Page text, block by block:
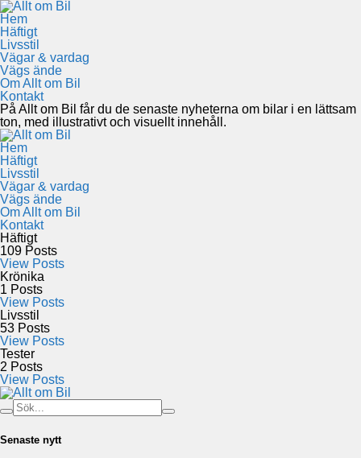
Hem
Häftigt
Livsstil
Vägar & vardag
Vägs ände
Om Allt om Bil
Kontakt
På Allt om Bil får du de senaste nyheterna om bilar i en lättsam
ton, med illustrativt och visuellt innehåll.
Hem
Häftigt
Livsstil
Vägar & vardag
Vägs ände
Om Allt om Bil
Kontakt
Häftigt
109 Posts
View Posts
Krönika
1 Posts
View Posts
Livsstil
53 Posts
View Posts
Tester
2 Posts
View Posts
Senaste nytt